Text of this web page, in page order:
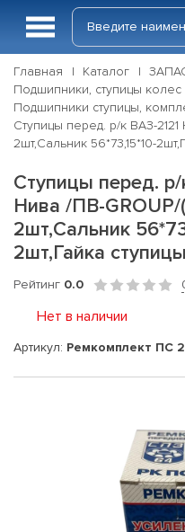
Главная Каталог
Подшипники, ступицы колес
Подшипники ступицы,
Ступицы перед. р/к ВАЗ-
2шт,Сальник 56*73,15*10-
Ступицы перед. р/
Нива /ПВ-GROUP/
2шт,Сальник
2шт,Гайка
Рейтинг 0.0
Нет в наличии
Артикул: Ремкомплект ПС 2121, Нива /ПВ/